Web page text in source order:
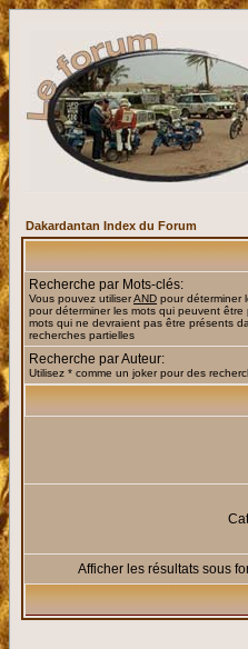
Dakardantan Index du Forum
Recherche par Mots-clés:
Vous pouvez utiliserAND pour déterminer
pour déterminer les mots qui peuvent
mots qui ne devraient pas être présents
recherches partielles
Recherche par Auteur:
Utilisez * comme un joker pour des
Afficher les résultats sous